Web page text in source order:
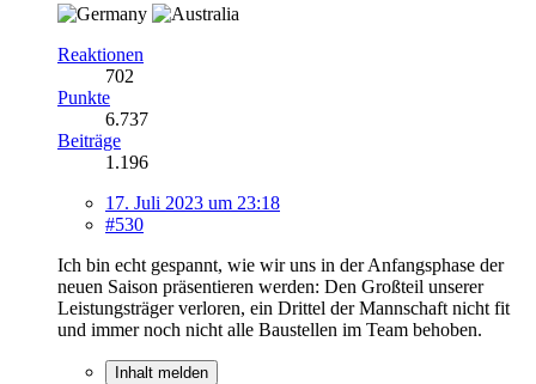
Reaktionen
702
Punkte
6.737
Beiträge
1.196
17. Juli 2023 um 23:18
#530
Ich bin echt gespannt, wie wir uns in der Anfangsphase der
neuen Saison präsentieren werden: Den Großteil unserer
Leistungsträger verloren, ein Drittel der Mannschaft nicht fit
und immer noch nicht alle Baustellen im Team behoben.
Inhalt melden